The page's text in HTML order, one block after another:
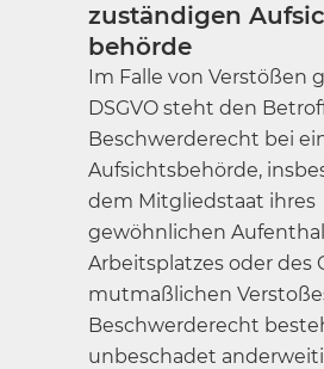
zuständigen
behörde
Im Falle von Verstößen
DSGVO steht den
Beschwerderecht bei
Aufsichtsbehörde,
dem Mitgliedstaat ihres
gewöhnlichen
Arbeitsplatzes oder des
mutmaßlichen
Beschwerderecht
unbeschadet